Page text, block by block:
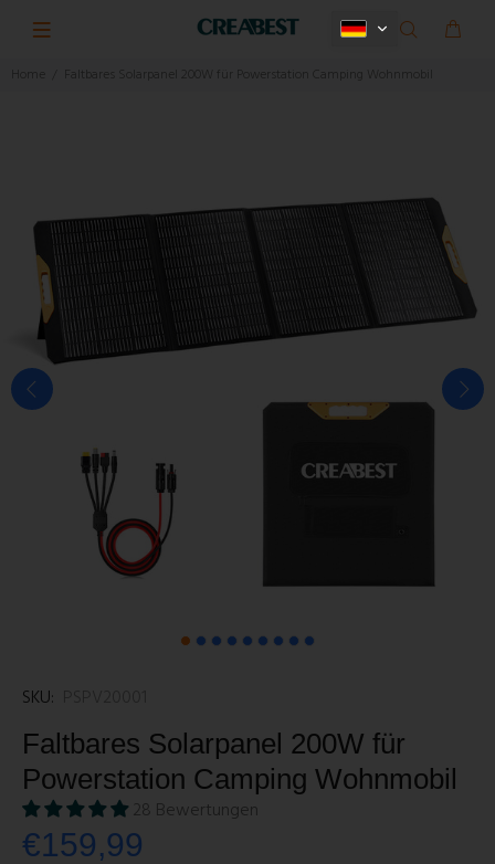
Home Faltbares Solarpanel 200W für Powerstation Camping Wohnmobil
SKU:
Faltbares Solarpanel 200W für
Powerstation Camping Wohnmobil
28 Bewertungen
€159,99